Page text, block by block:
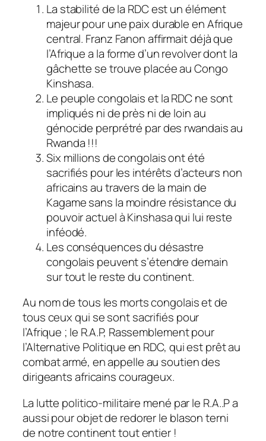
La stabilité de la RDC est un élément
majeur pour une paix durable en Afrique
central. Franz Fanon affirmait déjà que
l’Afrique a la forme d’un revolver dont la
gâchette se trouve placée au Congo
Kinshasa.
Le peuple congolais et la RDC ne sont
impliqués ni de près ni de loin au
génocide perprétré par des rwandais au
Rwanda !!!
Six millions de congolais ont été
sacrifiés pour les intérêts d’acteurs non
africains au travers de la main de
Kagame sans la moindre résistance du
pouvoir actuel à Kinshasa qui lui reste
inféodé.
Les conséquences du désastre
congolais peuvent s’étendre demain
sur tout le reste du continent.
Au nom de tous les morts congolais et de
tous ceux qui se sont sacrifiés pour
l’Afrique ; le R.A.P, Rassemblement pour
l’Alternative Politique en RDC, qui est prêt au
combat armé, en appelle au soutien des
dirigeants africains courageux.
La lutte politico-militaire mené par le R.A..P a
aussi pour objet de redorer le blason terni
de notre continent tout entier !